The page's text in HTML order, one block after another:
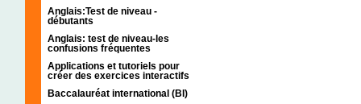
Anglais:Test de niveau -
débutants
Anglais: test de niveau-les
confusions fréquentes
Applications et tutoriels pour
créer des exercices interactifs
Baccalauréat international (BI)